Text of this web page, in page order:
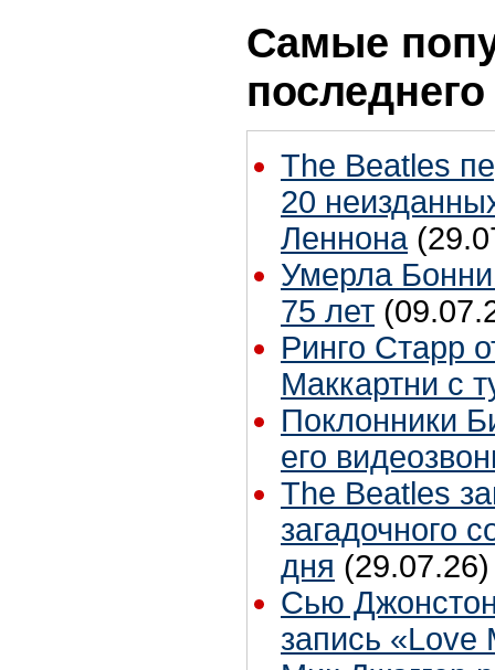
Самые
The Beatles
20
Леннона
Умерла
75 лет
Ринго Старр
Маккартни с
Поклонники
его
The Beatles
загадочного
дня (29.07.26)
Сью
запись «Love